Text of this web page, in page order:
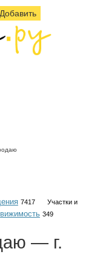
Добавить
7417
Участки и
349
— г.